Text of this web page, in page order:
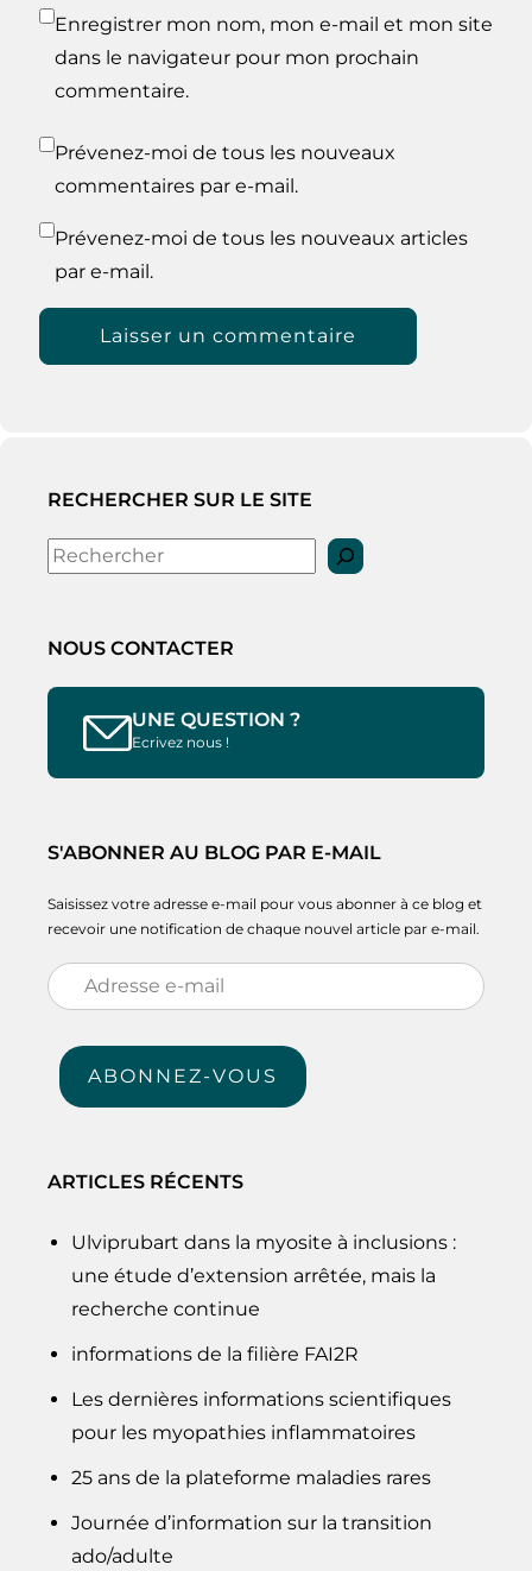
Enregistrer mon nom, mon e-mail et mon site
dans le navigateur pour mon prochain
commentaire.
Prévenez-moi de tous les nouveaux
commentaires par e-mail.
Prévenez-moi de tous les nouveaux articles
par e-mail.
RECHERCHER SUR LE SITE
Rechercher
NOUS CONTACTER
UNE QUESTION ?
Ecrivez nous !
S'ABONNER AU BLOG PAR E-MAIL
Saisissez votre adresse e-mail pour vous abonner à ce blog et
recevoir une notification de chaque nouvel article par e-mail.
Adresse
e-
mail
ABONNEZ-VOUS
ARTICLES RÉCENTS
Ulviprubart dans la myosite à inclusions :
une étude d’extension arrêtée, mais la
recherche continue
informations de la filière FAI2R
Les dernières informations scientifiques
pour les myopathies inflammatoires
25 ans de la plateforme maladies rares
Journée d’information sur la transition
ado/adulte